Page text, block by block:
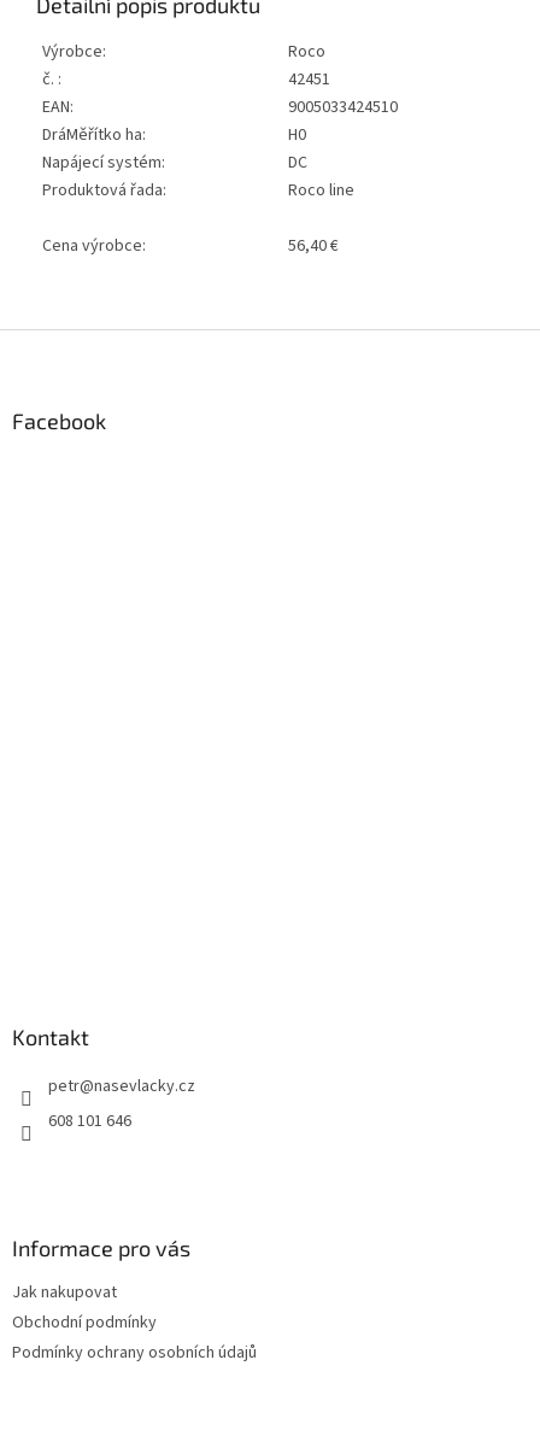
Výrobce:
Roco
č. :
42451
EAN:
9005033424510
DráMěřítko ha:
H0
Napájecí systém:
DC
Produktová řada:
Roco line
Cena výrobce: 56,40 €
Facebook
Kontakt
petr@nasevlacky.cz
608 101 646
Informace pro vás
Jak nakupovat
Obchodní podmínky
Podmínky ochrany osobních údajů